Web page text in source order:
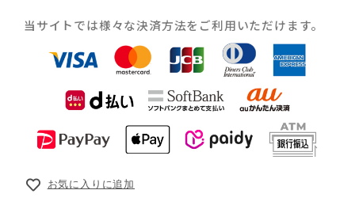
当サイトでは様々な決済方法をご利用いただけます。
お気に入りに追加